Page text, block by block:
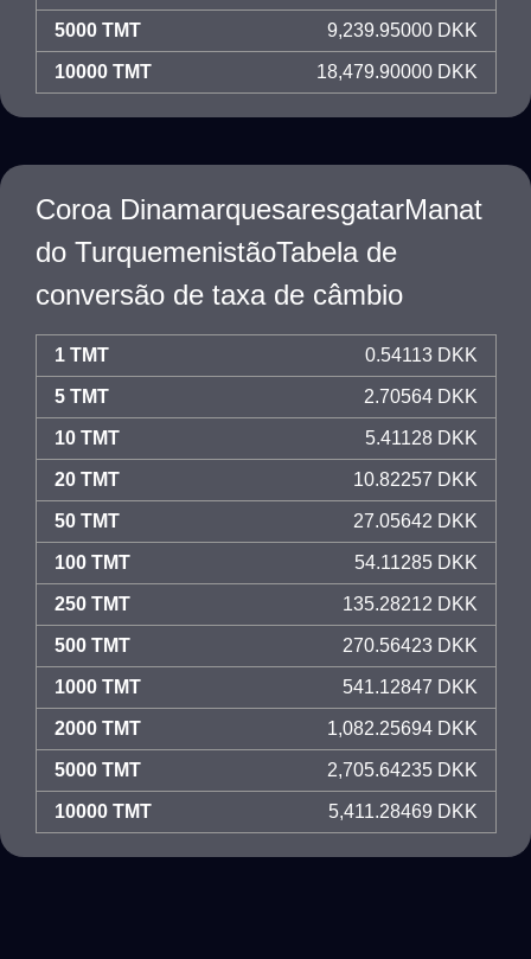
5000 TMT 9,239.95000 DKK
10000 TMT 18,479.90000 DKK
Coroa DinamarquesaresgatarManat
do TurquemenistãoTabela de
conversão de taxa de câmbio
1 TMT 0.54113 DKK
5 TMT 2.70564 DKK
10 TMT 5.41128 DKK
20 TMT 10.82257 DKK
50 TMT 27.05642 DKK
100 TMT 54.11285 DKK
250 TMT 135.28212 DKK
500 TMT 270.56423 DKK
1000 TMT 541.12847 DKK
2000 TMT 1,082.25694 DKK
5000 TMT 2,705.64235 DKK
10000 TMT 5,411.28469 DKK